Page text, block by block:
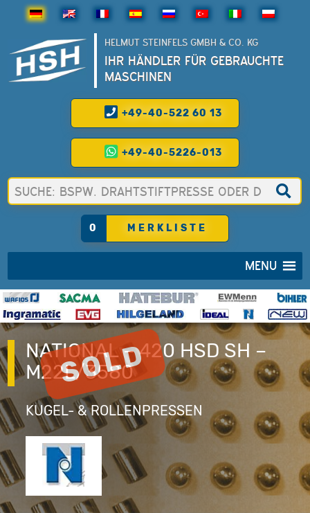
HELMUT STEINFELS GMBH & CO. KG
IHR HÄNDLER FÜR GEBRAUCHTE
MASCHINEN
+49-40-522 60 13
+49-40-5226-013
0 MERKLISTE
MENU
NATIONAL – 420 HSD SH –
M22L/3580
KUGEL- & ROLLENPRESSEN